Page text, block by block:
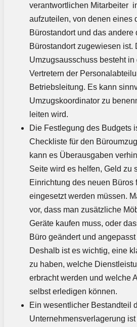
verantwortlichen Mitarbeiter
aufzuteilen, von denen eines
Bürostandort und das andere
Bürostandort zugewiesen ist.
Umzugsausschuss besteht
Vertretern der
Betriebsleitung. Es kann
Umzugskoordinator zu
leiten wird.
Die Festlegung des Budgets
Checkliste für den
kann es Überausgaben
Seite wird es helfen, Geld zu
Einrichtung des neuen Büros
eingesetzt werden müssen.
vor, dass man zusätzliche
Geräte kaufen muss, oder
Büro geändert und
Deshalb ist es wichtig, eine
zu haben, welche
erbracht werden und welche
selbst erledigen können.
Ein wesentlicher Bestandteil
Unternehmensverlagerung